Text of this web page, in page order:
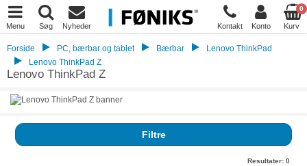
Menu Søg Nyheder Kontakt Konto
0
Kurv
Forside PC, bærbar og tablet Bærbar
Lenovo ThinkPad
Lenovo ThinkPad Z
Lenovo ThinkPad Z
Filtre
Resultater: 0